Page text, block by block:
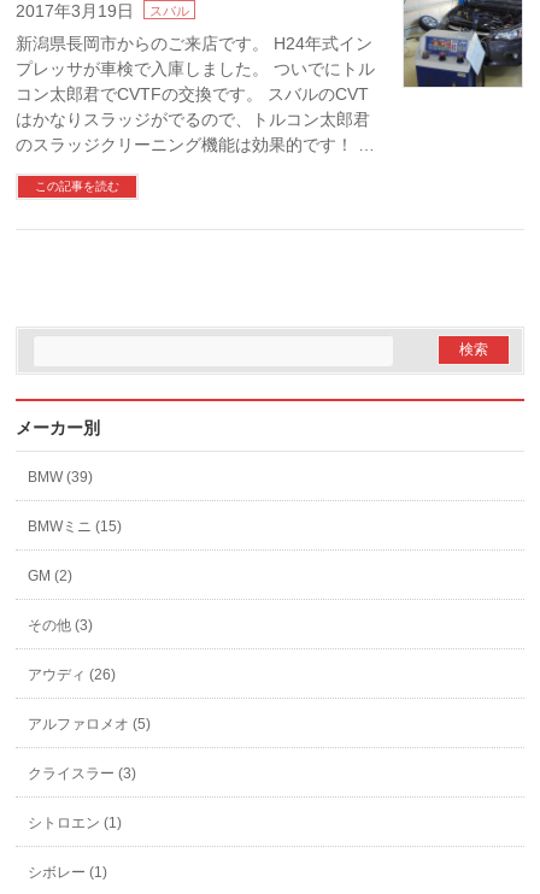
2017年3月19日 スバル
新潟県長岡市からのご来店です。 H24年式イン
プレッサが車検で入庫しました。 ついでにトル
コン太郎君でCVTFの交換です。 スバルのCVT
はかなりスラッジがでるので、トルコン太郎君
のスラッジクリーニング機能は効果的です！ …
この記事を読む
メーカー別
BMW (39)
BMWミニ (15)
GM (2)
その他 (3)
アウディ (26)
アルファロメオ (5)
クライスラー (3)
シトロエン (1)
シボレー (1)